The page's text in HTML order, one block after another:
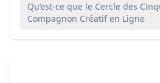
Qu’est-ce que le Cercle des
Compagnon Créatif en Ligne